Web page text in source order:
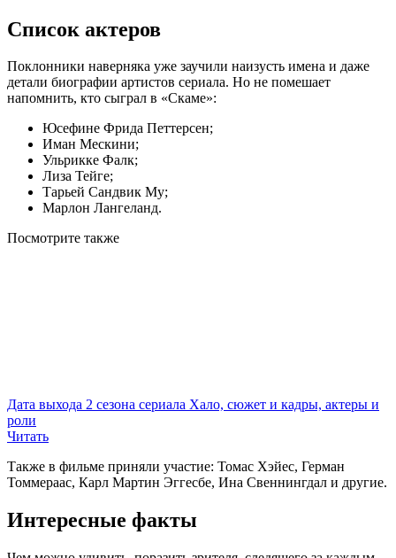
Список актеров
Поклонники наверняка уже заучили наизусть имена и даже
детали биографии артистов сериала. Но не помешает
напомнить, кто сыграл в «Скаме»:
Юсефине Фрида Петтерсен;
Иман Мескини;
Ульрикке Фалк;
Лиза Тейге;
Тарьей Сандвик Му;
Марлон Лангеланд.
Посмотрите также
Дата выхода 2 сезона сериала Хало, сюжет и кадры, актеры и
роли
Читать
Также в фильме приняли участие: Томас Хэйес, Герман
Томмераас, Карл Мартин Эггесбе, Ина Свеннингдал и другие.
Интересные факты